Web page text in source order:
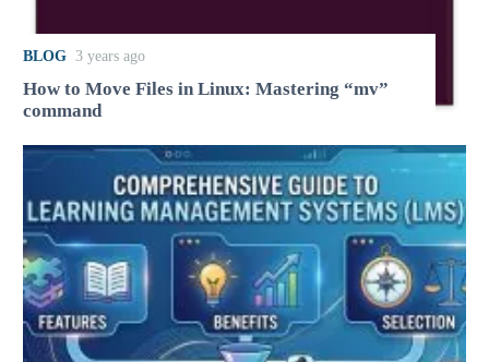
BLOG 3 years ago
How to Move Files in Linux: Mastering “mv”
command